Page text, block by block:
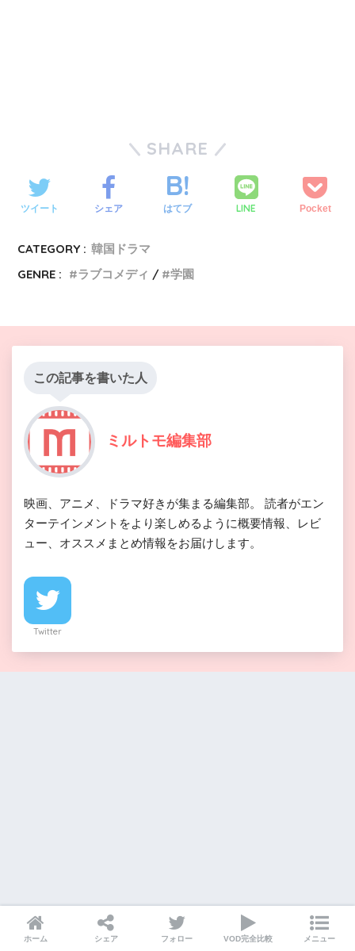
SHARE
ツイート シェア はてブ LINE Pocket
CATEGORY : 韓国ドラマ
GENRE :
ラブコメディ 学園
この記事を書いた人
ミルトモ編集部
映画、アニメ、ドラマ好きが集まる編集部。 読者がエン
ターテインメントをより楽しめるように概要情報、レビ
ュー、オススメまとめ情報をお届けします。
Twitter
ホーム シェア フォロー VOD完全比較 メニュー